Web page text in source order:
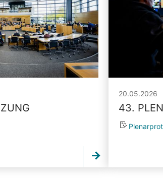
20.05.2026
43.